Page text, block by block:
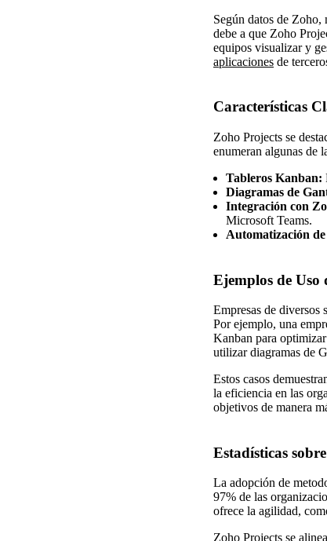
Según datos de Zoho,
debe a que Zoho
equipos visualizar y
aplicaciones de
Características
Zoho Projects se
enumeran algunas de
Tableros Kanban:
Diagramas de
Integración con
Microsoft Teams.
Automatización
Ejemplos de Uso
Empresas de diversos
Por ejemplo, una
Kanban para
utilizar diagramas de
Estos casos
la eficiencia en las
objetivos de manera
Estadísticas
La adopción de
97% de las
ofrece la agilidad,
Zoho Projects se